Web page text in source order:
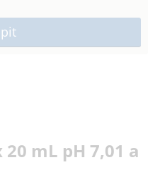
mL pH 7,01 a